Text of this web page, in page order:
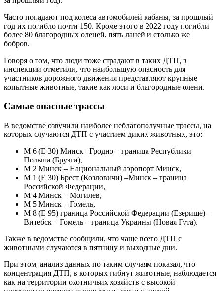
Часто попадают под колеса автомобилей кабаны, за прошлый
год их погибло почти 150. Кроме этого в 2022 году погибли
более 80 благородных оленей, пять ланей и столько же
бобров.
Говоря о том, что люди тоже страдают в таких ДТП, в
инспекции отметили, что наибольшую опасность для
участников дорожного движения представляют крупные
копытные животные, такие как лоси и благородные олени.
Самые опасные трассы
В ведомстве озвучили наиболее неблагополучные трассы, на
которых случаются ДТП с участием диких животных, это:
М 6 (Е 30) Минск –Гродно – граница Республики
Польша (Брузги),
М 2 Минск – Национальный аэропорт Минск,
М 1 (Е 30) Брест (Козловичи) –Минск – граница
Российской Федерации,
М 4 Минск – Могилев,
М 5 Минск – Гомель,
М 8 (Е 95) граница Российской Федерации (Езерище) –
Витебск – Гомель – граница Украины (Новая Гута).
Также в ведомстве сообщили, что чаще всего ДТП с
животными случаются в пятницу и выходные дни.
При этом, анализ данных по таким случаям показал, что
концентрация ДТП, в которых гибнут животные, наблюдается
как на территории охотничьих хозяйств с высокой